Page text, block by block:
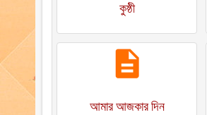
কুষ্ঠী
আমার আজকার দিন